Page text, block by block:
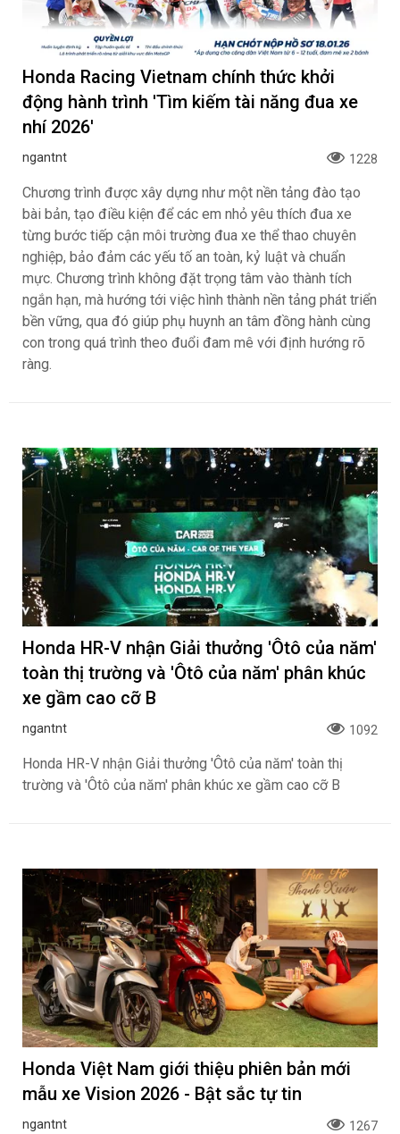
Honda Racing Vietnam chính thức khởi
động hành trình 'Tìm kiếm tài năng đua xe
nhí 2026'
ngantnt 1228
Chương trình được xây dựng như một nền tảng đào tạo
bài bản, tạo điều kiện để các em nhỏ yêu thích đua xe
từng bước tiếp cận môi trường đua xe thể thao chuyên
nghiệp, bảo đảm các yếu tố an toàn, kỷ luật và chuẩn
mực. Chương trình không đặt trọng tâm vào thành tích
ngắn hạn, mà hướng tới việc hình thành nền tảng phát triển
bền vững, qua đó giúp phụ huynh an tâm đồng hành cùng
con trong quá trình theo đuổi đam mê với định hướng rõ
ràng.
Honda HR-V nhận Giải thưởng 'Ôtô của năm'
toàn thị trường và 'Ôtô của năm' phân khúc
xe gầm cao cỡ B
ngantnt 1092
Honda HR-V nhận Giải thưởng 'Ôtô của năm' toàn thị
trường và 'Ôtô của năm' phân khúc xe gầm cao cỡ B
Honda Việt Nam giới thiệu phiên bản mới
mẫu xe Vision 2026 - Bật sắc tự tin
ngantnt 1267